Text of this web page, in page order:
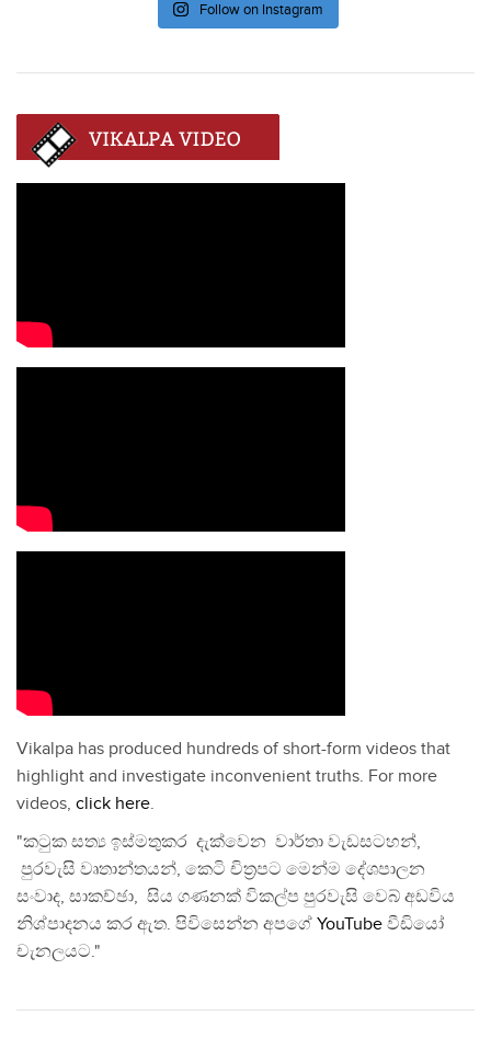
Follow on Instagram
Vikalpa has produced hundreds of short-form videos that
highlight and investigate inconvenient truths. For more
videos, click here.
"කටුක සත්‍ය ඉස්මතුකර දැක්වෙන වාර්තා වැඩසටහන්,
පුරවැසි වෘතාන්තයන්, කෙටි චිත්‍රපට මෙන්ම දේශපාලන
සංවාද, සාකච්ඡා, සිය ගණනක් විකල්ප පුරවැසි වෙබ් අඩවිය
නිශ්පාදනය කර ඇත. පිවිසෙන්න අපගේ YouTube වීඩියෝ
චැනලයට."